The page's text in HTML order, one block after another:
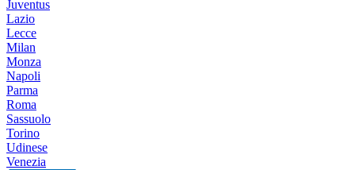
Juventus
Lazio
Lecce
Milan
Monza
Napoli
Parma
Roma
Sassuolo
Torino
Udinese
Venezia